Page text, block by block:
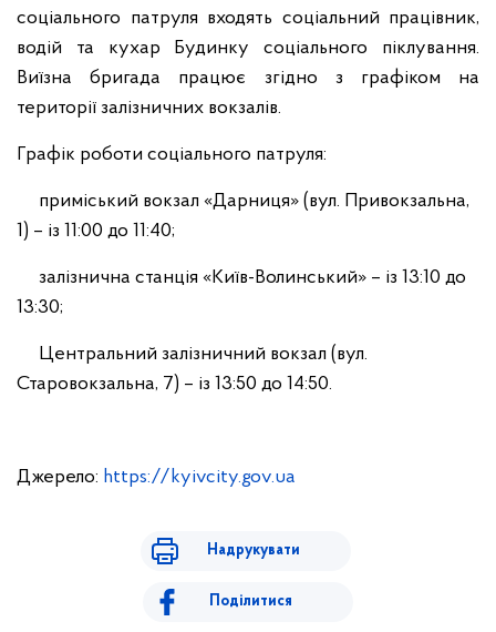
соціального патруля входять соціальний працівник,
водій та кухар Будинку соціального піклування.
Виїзна бригада працює згідно з графіком на
території залізничних вокзалів.
Графік роботи соціального патруля:
приміський вокзал «Дарниця» (вул. Привокзальна,
1) – із 11:00 до 11:40;
залізнична станція «Київ-Волинський» – із 13:10 до
13:30;
Центральний залізничний вокзал (вул.
Старовокзальна, 7) – із 13:50 до 14:50.
Джерело: https://kyivcity.gov.ua
Надрукувати
Поділитися